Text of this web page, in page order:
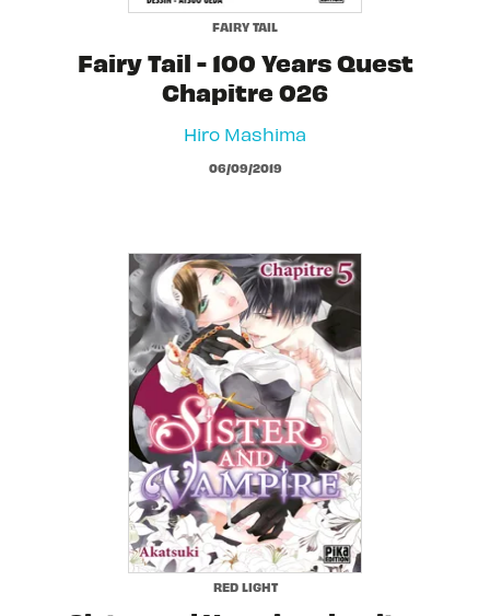
FAIRY TAIL
Fairy Tail - 100 Years Quest
Chapitre 026
Hiro Mashima
06/09/2019
RED LIGHT